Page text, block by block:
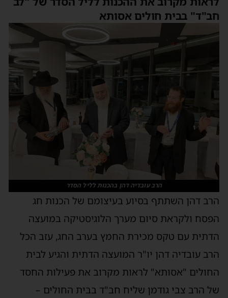
חב"ד" בבית חולים אסותא
הרב עובדיה דהן בהכנות לליל הסדר
הרב דהן השתתף בסיוע בעיצומם של הכנות חג
הפסח ולקראת סיום מערך הלוגיסטיקה במועצה
הדתית עם טקס מכירת החמץ בערב החג, עזב הכל
הרב עובדיה דהן יו"ר המועצה הדתית והגיע לבית
החולים "אסותא" לראות מקרוב את פעילות החסד
של הרב צבי גודמן שליח חב"ד בבית החולים –